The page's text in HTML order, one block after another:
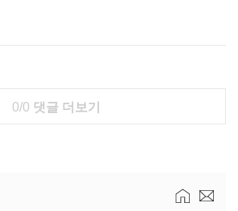
0/0 댓글 더보기